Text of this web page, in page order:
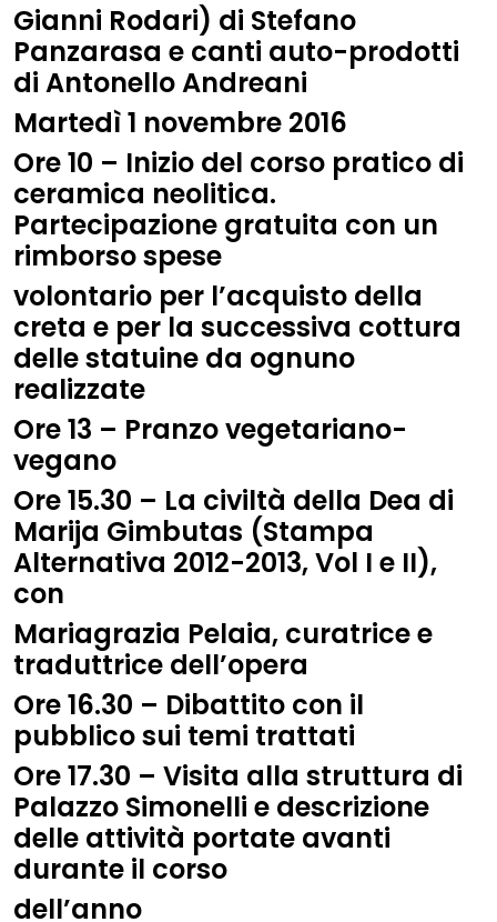
Gianni Rodari) di Stefano
Panzarasa e canti auto-prodotti
di Antonello Andreani
Martedì 1 novembre 2016
Ore 10 – Inizio del corso pratico di
ceramica neolitica.
Partecipazione gratuita con un
rimborso spese
volontario per l’acquisto della
creta e per la successiva cottura
delle statuine da ognuno
realizzate
Ore 13 – Pranzo vegetariano-
vegano
Ore 15.30 – La civiltà della Dea di
Marija Gimbutas (Stampa
Alternativa 2012-2013, Vol I e II),
con
Mariagrazia Pelaia, curatrice e
traduttrice dell’opera
Ore 16.30 – Dibattito con il
pubblico sui temi trattati
Ore 17.30 – Visita alla struttura di
Palazzo Simonelli e descrizione
delle attività portate avanti
durante il corso
dell’anno